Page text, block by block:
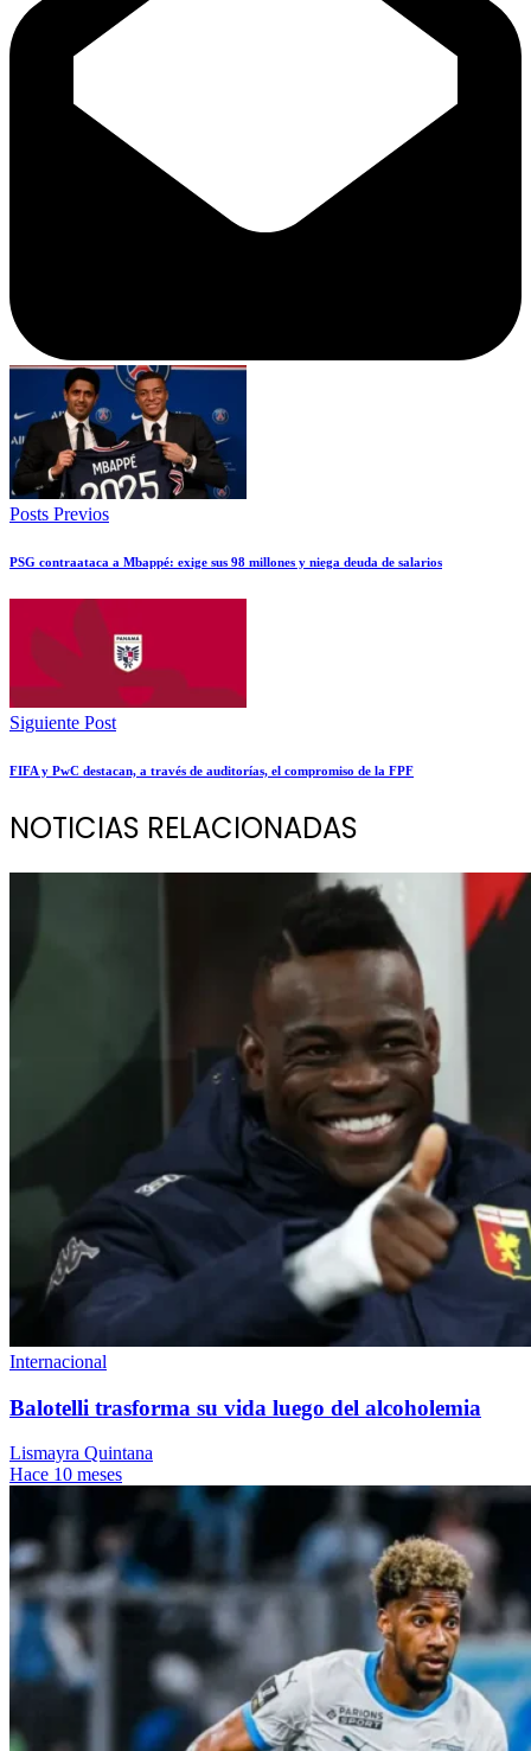
Posts Previos
PSG contraataca a Mbappé: exige sus 98 millones y niega deuda de salarios
Siguiente Post
FIFA y PwC destacan, a través de auditorías, el compromiso de la FPF
NOTICIAS RELACIONADAS
Internacional
Balotelli trasforma su vida luego del alcoholemia
Lismayra Quintana
Hace 10 meses